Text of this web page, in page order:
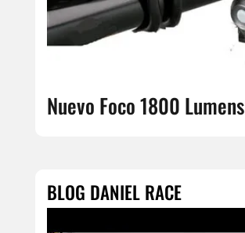
Nuevo Foco 1800 Lumens